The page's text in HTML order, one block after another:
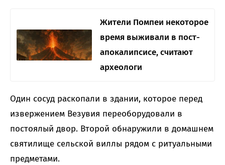
Жители Помпеи некоторое
время выживали в пост-
апокалипсисе, считают
археологи
Один сосуд раскопали в здании, которое перед
извержением Везувия переоборудовали в
постоялый двор. Второй обнаружили в домашнем
святилище сельской виллы рядом с ритуальными
предметами.